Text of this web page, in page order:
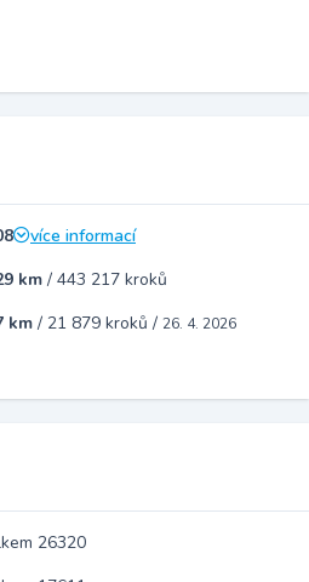
více informací
km / 443 217 kroků
km / 21 879 kroků / 26. 4. 2026
26320